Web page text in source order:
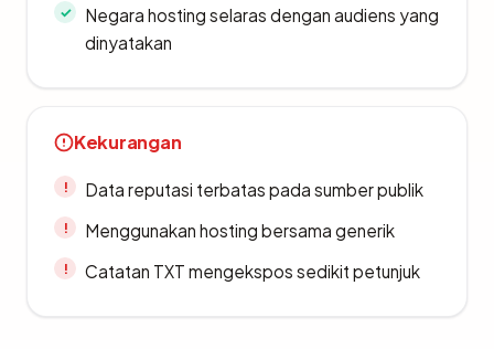
Negara hosting selaras dengan audiens yang
dinyatakan
Kekurangan
Data reputasi terbatas pada sumber publik
Menggunakan hosting bersama generik
Catatan TXT mengekspos sedikit petunjuk